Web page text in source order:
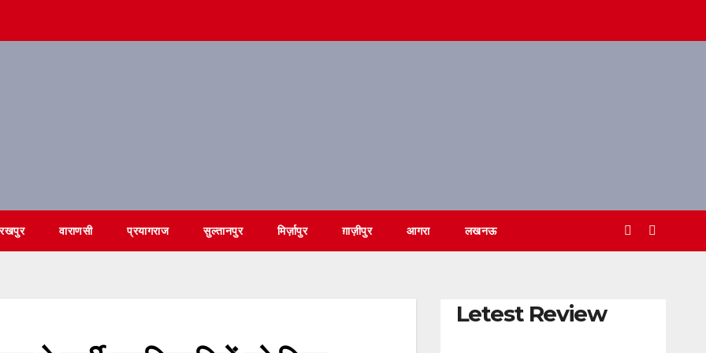
वाराणसी प्रयागराज सुल्तानपुर मिर्ज़ापुर ग़ाज़ीपुर आगरा लखनऊ
Letest Review